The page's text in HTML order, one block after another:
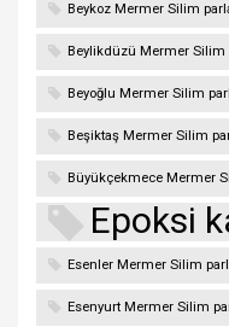
Beykoz Mermer Silim
Beylikdüzü Mermer Silim
Beyoğlu Mermer Silim
Beşiktaş Mermer Silim
Büyükçekmece Mermer
Epoksi
Esenler Mermer Silim
Esenyurt Mermer Silim